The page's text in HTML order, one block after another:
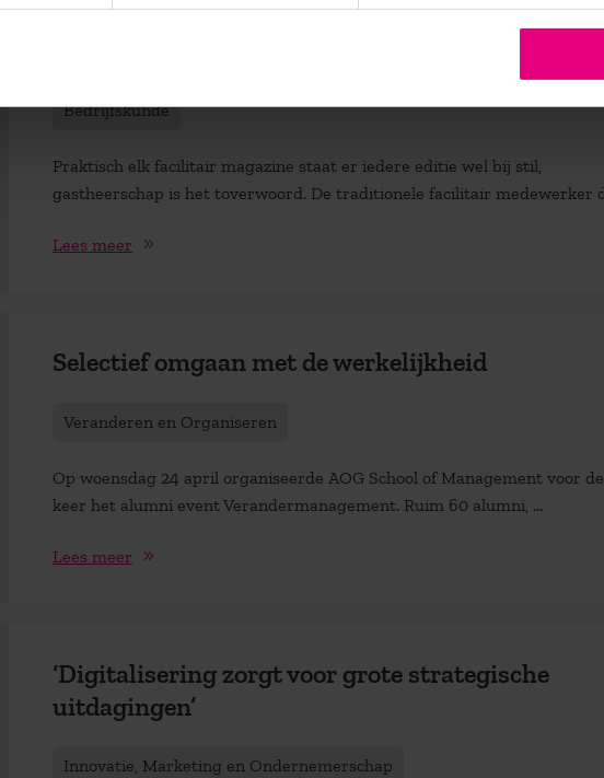
‘Traditioneel’ facilitair medewerker verliest
Bedrijfskunde
Praktisch elk facilitair magazine staat er iedere editie wel bij stil,
gastheerschap is het toverwoord. De traditionele facilitair medewerker
Lees meer
Selectief omgaan met de werkelijkheid
Veranderen en Organiseren
Op woensdag 24 april organiseerde AOG School of Management voor
keer het alumni event Verandermanagement. Ruim 60 alumni, ...
Lees meer
‘Digitalisering zorgt voor grote strategische
uitdagingen’
Innovatie, Marketing en Ondernemerschap